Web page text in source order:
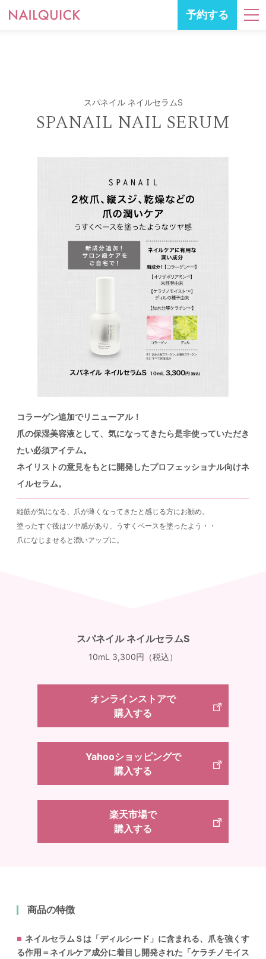
予約する
スパネイル ネイルセラムS
SPANAIL NAIL SERUM
コラーゲン追加でリニューアル！
爪の保湿美容液として、気になってきたら是非使っていただき
たい必須アイテム。
ネイリストの意見をもとに開発したプロフェッショナル向けネ
イルセラム。
縦筋が気になる、爪が薄くなってきたと感じる方にお勧め。
塗ったすぐ後はツヤ感があり、うすくベースを塗ったよう・・
爪になじませると潤いアップに。
スパネイル ネイルセラムS
10mL 3,300円（税込）
オンラインストアで
購入する
Yahooショッピングで
購入する
楽天市場で
購入する
商品の特徴
ネイルセラムＳは「ディルシード」に含まれる、爪を強くす
る作用＝ネイルケア成分に着目し開発された「ケラチノモイス